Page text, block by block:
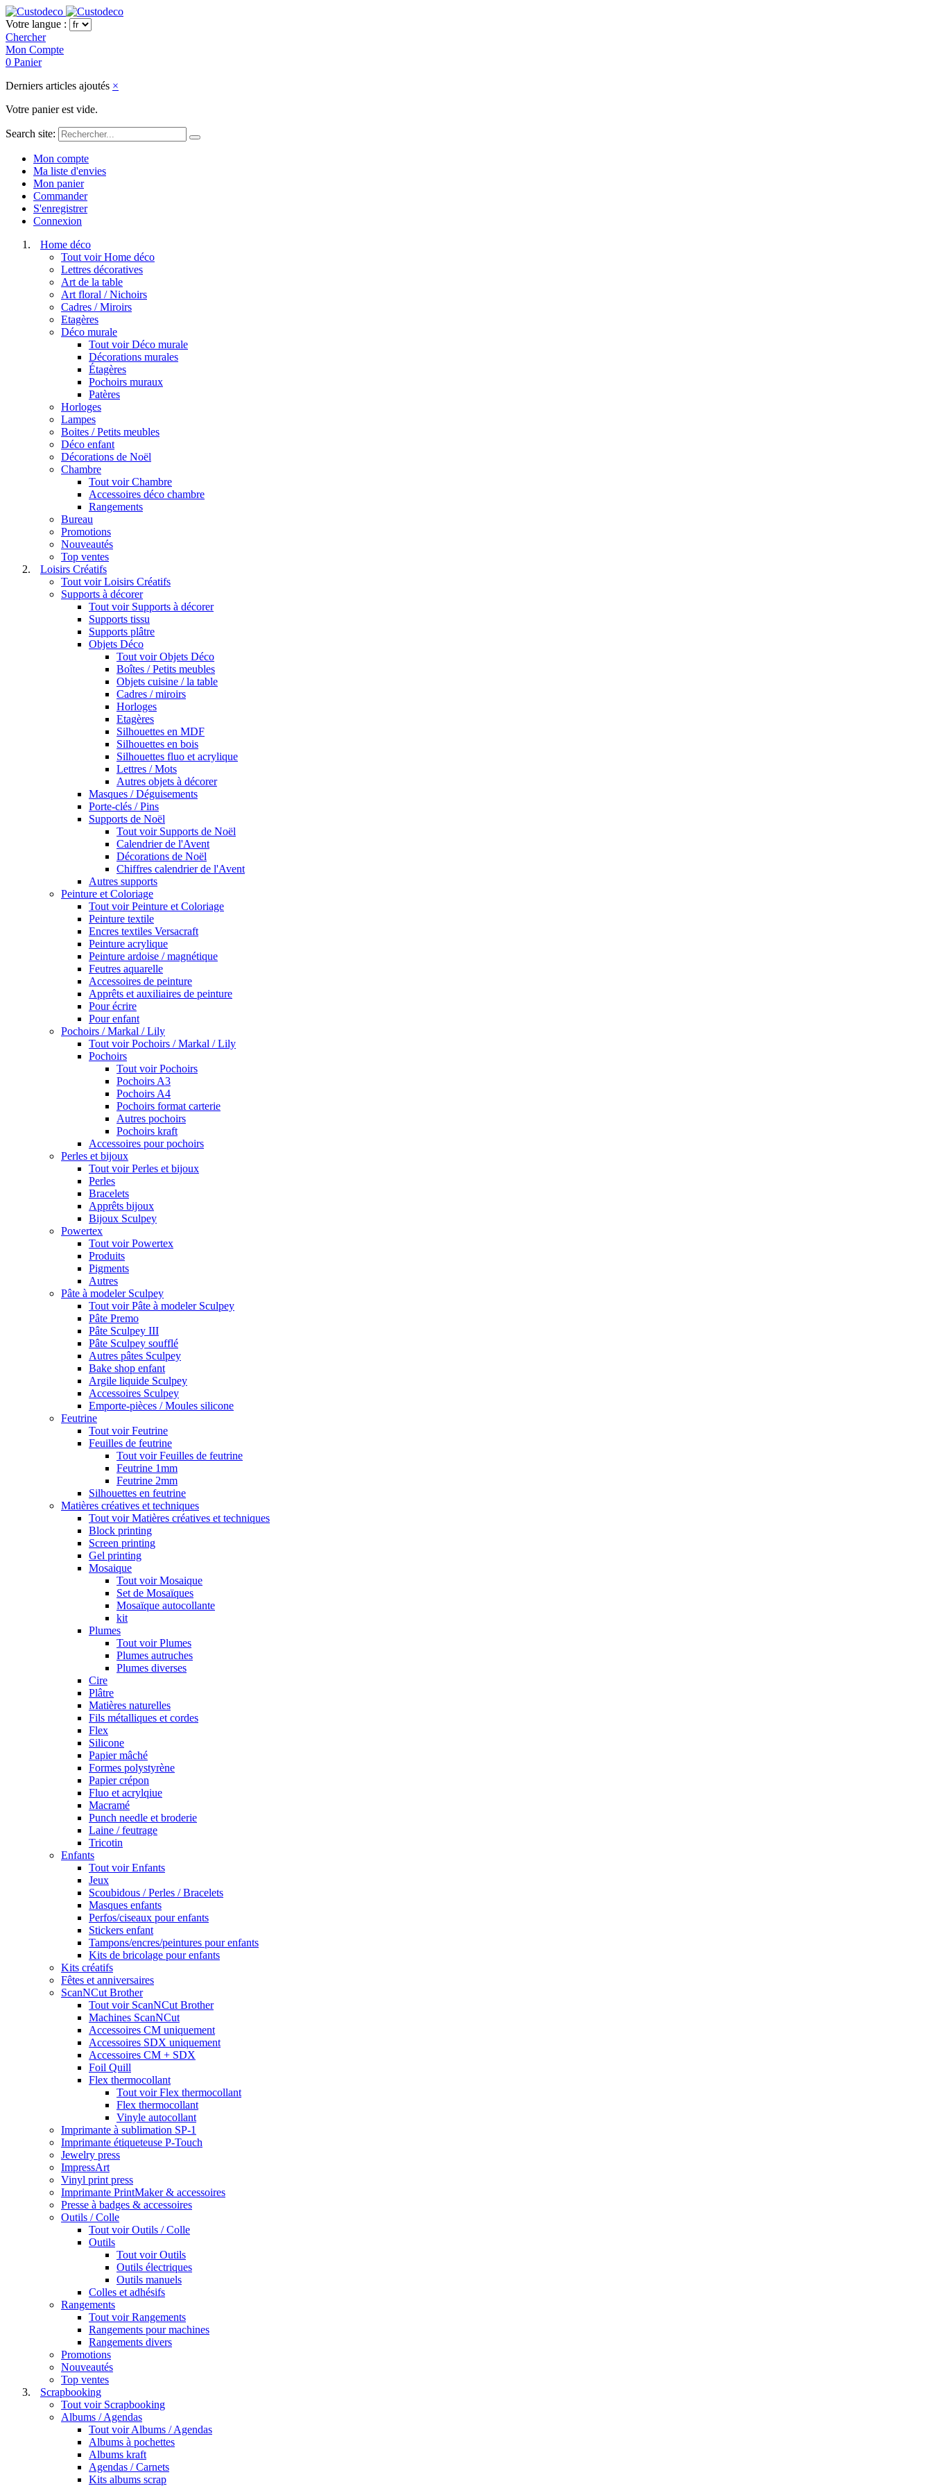
Votre langue :
Chercher
Mon Compte
0 Panier
Derniers articles ajoutés ×
Votre panier est vide.
Search site:
Mon compte
Ma liste d'envies
Mon panier
Commander
S'enregistrer
Connexion
Home déco
Tout voir Home déco
Lettres décoratives
Art de la table
Art floral / Nichoirs
Cadres / Miroirs
Etagères
Déco murale
Tout voir Déco murale
Décorations murales
Étagères
Pochoirs muraux
Patères
Horloges
Lampes
Boites / Petits meubles
Déco enfant
Décorations de Noël
Chambre
Tout voir Chambre
Accessoires déco chambre
Rangements
Bureau
Promotions
Nouveautés
Top ventes
Loisirs Créatifs
Tout voir Loisirs Créatifs
Supports à décorer
Tout voir Supports à décorer
Supports tissu
Supports plâtre
Objets Déco
Tout voir Objets Déco
Boîtes / Petits meubles
Objets cuisine / la table
Cadres / miroirs
Horloges
Etagères
Silhouettes en MDF
Silhouettes en bois
Silhouettes fluo et acrylique
Lettres / Mots
Autres objets à décorer
Masques / Déguisements
Porte-clés / Pins
Supports de Noël
Tout voir Supports de Noël
Calendrier de l'Avent
Décorations de Noël
Chiffres calendrier de l'Avent
Autres supports
Peinture et Coloriage
Tout voir Peinture et Coloriage
Peinture textile
Encres textiles Versacraft
Peinture acrylique
Peinture ardoise / magnétique
Feutres aquarelle
Accessoires de peinture
Apprêts et auxiliaires de peinture
Pour écrire
Pour enfant
Pochoirs / Markal / Lily
Tout voir Pochoirs / Markal / Lily
Pochoirs
Tout voir Pochoirs
Pochoirs A3
Pochoirs A4
Pochoirs format carterie
Autres pochoirs
Pochoirs kraft
Accessoires pour pochoirs
Perles et bijoux
Tout voir Perles et bijoux
Perles
Bracelets
Apprêts bijoux
Bijoux Sculpey
Powertex
Tout voir Powertex
Produits
Pigments
Autres
Pâte à modeler Sculpey
Tout voir Pâte à modeler Sculpey
Pâte Premo
Pâte Sculpey III
Pâte Sculpey soufflé
Autres pâtes Sculpey
Bake shop enfant
Argile liquide Sculpey
Accessoires Sculpey
Emporte-pièces / Moules silicone
Feutrine
Tout voir Feutrine
Feuilles de feutrine
Tout voir Feuilles de feutrine
Feutrine 1mm
Feutrine 2mm
Silhouettes en feutrine
Matières créatives et techniques
Tout voir Matières créatives et techniques
Block printing
Screen printing
Gel printing
Mosaique
Tout voir Mosaique
Set de Mosaïques
Mosaïque autocollante
kit
Plumes
Tout voir Plumes
Plumes autruches
Plumes diverses
Cire
Plâtre
Matières naturelles
Fils métalliques et cordes
Flex
Silicone
Papier mâché
Formes polystyrène
Papier crépon
Fluo et acrylqiue
Macramé
Punch needle et broderie
Laine / feutrage
Tricotin
Enfants
Tout voir Enfants
Jeux
Scoubidous / Perles / Bracelets
Masques enfants
Perfos/ciseaux pour enfants
Stickers enfant
Tampons/encres/peintures pour enfants
Kits de bricolage pour enfants
Kits créatifs
Fêtes et anniversaires
ScanNCut Brother
Tout voir ScanNCut Brother
Machines ScanNCut
Accessoires CM uniquement
Accessoires SDX uniquement
Accessoires CM + SDX
Foil Quill
Flex thermocollant
Tout voir Flex thermocollant
Flex thermocollant
Vinyle autocollant
Imprimante à sublimation SP-1
Imprimante étiqueteuse P-Touch
Jewelry press
ImpressArt
Vinyl print press
Imprimante PrintMaker & accessoires
Presse à badges & accessoires
Outils / Colle
Tout voir Outils / Colle
Outils
Tout voir Outils
Outils électriques
Outils manuels
Colles et adhésifs
Rangements
Tout voir Rangements
Rangements pour machines
Rangements divers
Promotions
Nouveautés
Top ventes
Scrapbooking
Tout voir Scrapbooking
Albums / Agendas
Tout voir Albums / Agendas
Albums à pochettes
Albums kraft
Agendas / Carnets
Kits albums scrap